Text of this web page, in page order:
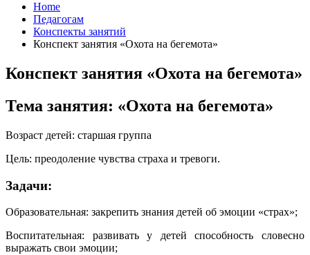
Home
Педагогам
Конспекты занятий
Конспект занятия «Охота на бегемота»
Конспект занятия «Охота на бегемота»
Тема занятия: «Охота на бегемота»
Возраст детей: старшая группа
Цель: преодоление чувства страха и тревоги.
Задачи:
Образовательная: закрепить знания детей об эмоции «страх»;
Воспитательная: развивать у детей способность словесно
выражать свои эмоции;